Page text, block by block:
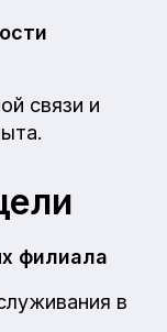
связи и
филиала
в